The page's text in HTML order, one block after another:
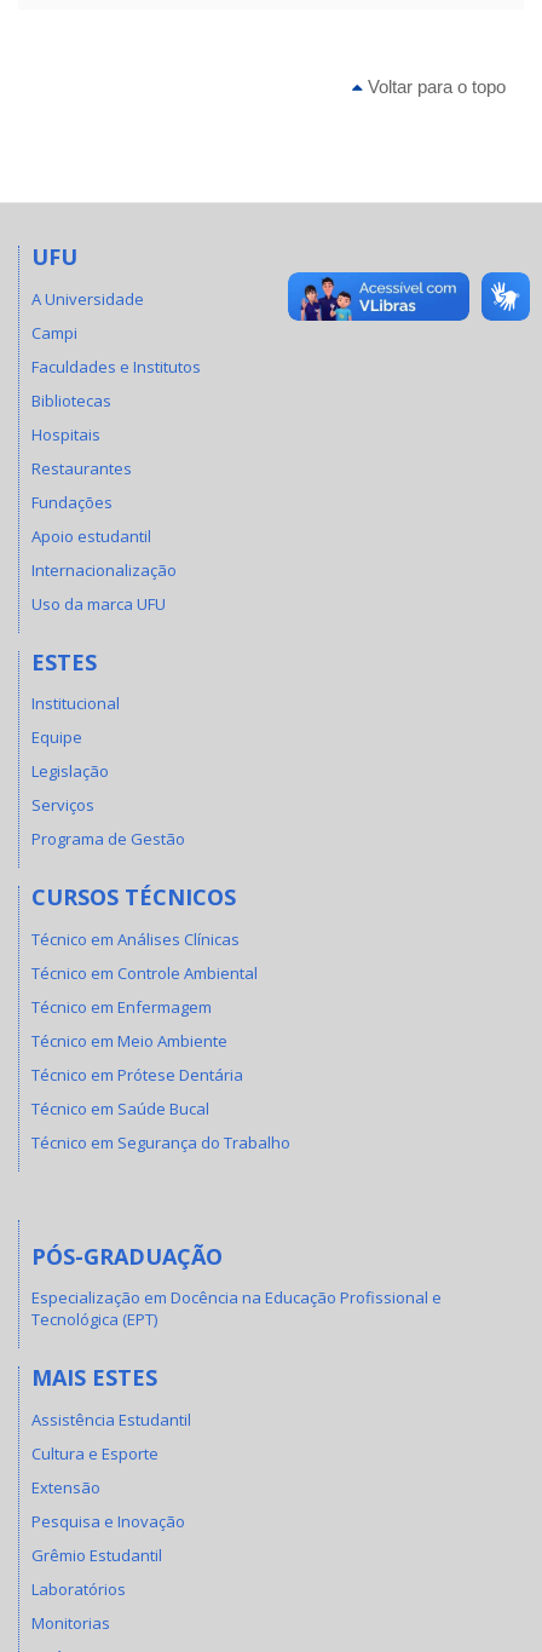
Voltar para o topo
UFU
A Universidade
Campi
Faculdades e Institutos
Bibliotecas
Hospitais
Restaurantes
Fundações
Apoio estudantil
Internacionalização
Uso da marca UFU
ESTES
Institucional
Equipe
Legislação
Serviços
Programa de Gestão
CURSOS TÉCNICOS
Técnico em Análises Clínicas
Técnico em Controle Ambiental
Técnico em Enfermagem
Técnico em Meio Ambiente
Técnico em Prótese Dentária
Técnico em Saúde Bucal
Técnico em Segurança do Trabalho
PÓS-GRADUAÇÃO
Especialização em Docência na Educação Profissional e
Tecnológica (EPT)
MAIS ESTES
Assistência Estudantil
Cultura e Esporte
Extensão
Pesquisa e Inovação
Grêmio Estudantil
Laboratórios
Monitorias